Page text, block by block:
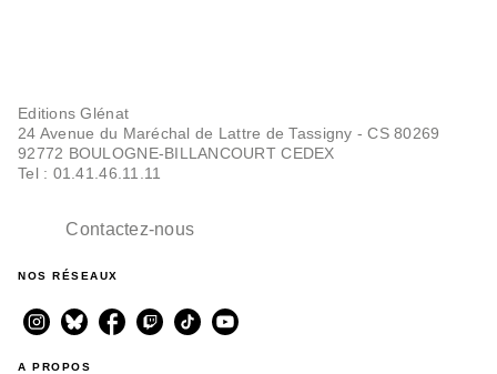
Editions Glénat
24 Avenue du Maréchal de Lattre de Tassigny - CS 80269
92772 BOULOGNE-BILLANCOURT CEDEX
Tel : 01.41.46.11.11
Contactez-nous
NOS RÉSEAUX
A PROPOS